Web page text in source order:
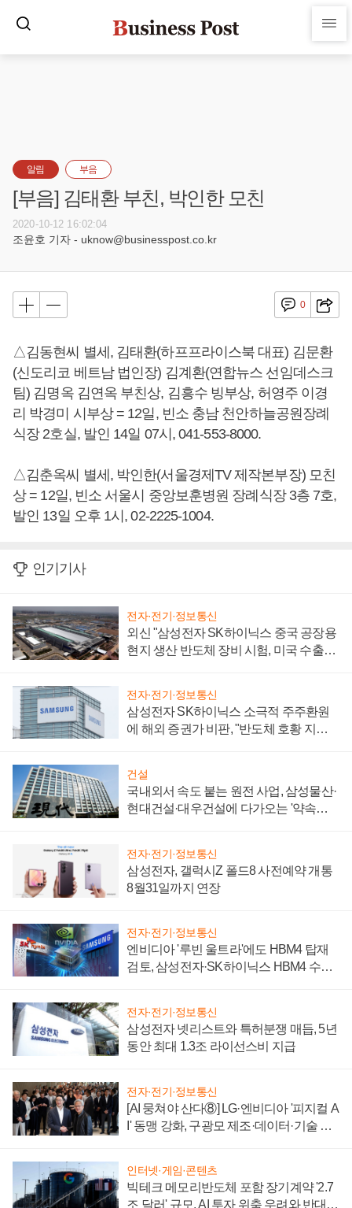
알림 부음
[부음] 김태환 부친, 박인한 모친
2020-10-12 16:02:04
조윤호 기자 - uknow@businesspost.co.kr
0
△김동현씨 별세, 김태환(하프프라이스북 대표) 김문환
(신도리코 베트남 법인장) 김계환(연합뉴스 선임데스크
팀) 김명옥 김연옥 부친상, 김흥수 빙부상, 허영주 이경
리 박경미 시부상 = 12일, 빈소 충남 천안하늘공원장례
식장 2호실, 발인 14일 07시, 041-553-8000.
△김춘옥씨 별세, 박인한(서울경제TV 제작본부장) 모친
상 = 12일, 빈소 서울시 중앙보훈병원 장례식장 3층 7호,
발인 13일 오후 1시, 02-2225-1004.
인기기사
전자·전기·정보통신
외신 "삼성전자 SK하이닉스 중국 공장용
현지 생산 반도체 장비 시험, 미국 수출통
전자·전기·정보통신
삼성전자 SK하이닉스 소극적 주주환원
에 해외 증권가 비판, "반도체 호황 지속
건설
국내외서 속도 붙는 원전 사업, 삼성물산·
현대건설·대우건설에 다가오는 '약속의
전자·전기·정보통신
삼성전자, 갤럭시Z 폴드8 사전예약 개통
8월31일까지 연장
전자·전기·정보통신
엔비디아 '루빈 울트라'에도 HBM4 탑재
검토, 삼성전자·SK하이닉스 HBM4 수율
전자·전기·정보통신
삼성전자 넷리스트와 특허분쟁 매듭, 5년
동안 최대 1.3조 라이선스비 지급
전자·전기·정보통신
[AI 뭉쳐야 산다⑧] LG·엔비디아 '피지컬 A
I' 동맹 강화, 구광모 제조·데이터·기술 결
인터넷·게임·콘텐츠
빅테크 메모리반도체 포함 장기계약 '2.7
조 달러' 규모, AI 투자 위축 우려와 반대